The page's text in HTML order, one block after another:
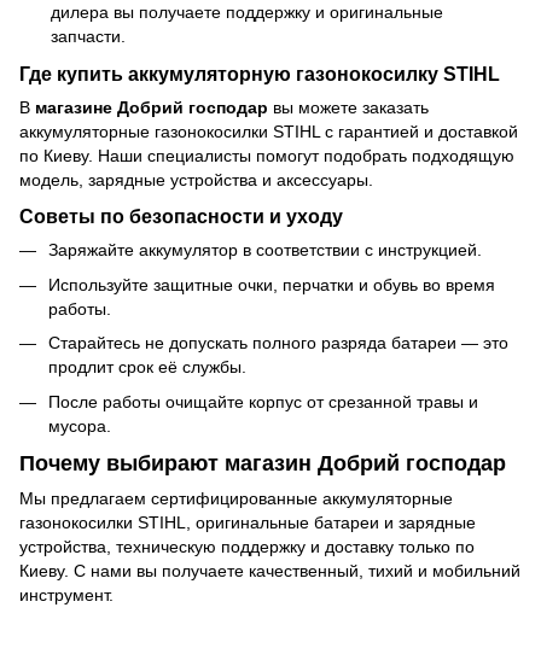
дилера вы получаете поддержку и оригинальные
запчасти.
Где купить аккумуляторную газонокосилку STIHL
В магазине Добрий господар вы можете заказать
аккумуляторные газонокосилки STIHL с гарантией и доставкой
по Киеву. Наши специалисты помогут подобрать подходящую
модель, зарядные устройства и аксессуары.
Советы по безопасности и уходу
Заряжайте аккумулятор в соответствии с инструкцией.
Используйте защитные очки, перчатки и обувь во время
работы.
Старайтесь не допускать полного разряда батареи — это
продлит срок её службы.
После работы очищайте корпус от срезанной травы и
мусора.
Почему выбирают магазин Добрий господар
Мы предлагаем сертифицированные аккумуляторные
газонокосилки STIHL, оригинальные батареи и зарядные
устройства, техническую поддержку и доставку только по
Киеву. С нами вы получаете качественный, тихий и мобильний
инструмент.